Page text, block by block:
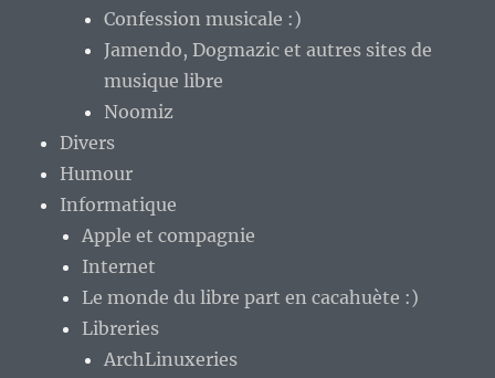
Confession musicale :)
Jamendo, Dogmazic et autres sites de
musique libre
Noomiz
Divers
Humour
Informatique
Apple et compagnie
Internet
Le monde du libre part en cacahuète :)
Libreries
ArchLinuxeries